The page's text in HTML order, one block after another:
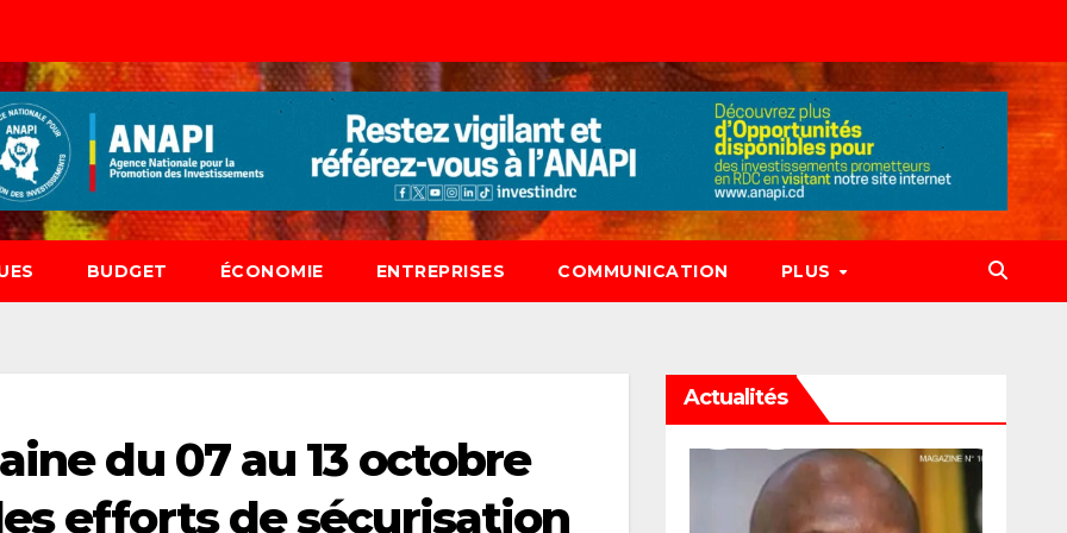
BUDGET ÉCONOMIE ENTREPRISES COMMUNICATION PLUS
du 07 au 13 octobre
efforts de sécurisation
Actualités